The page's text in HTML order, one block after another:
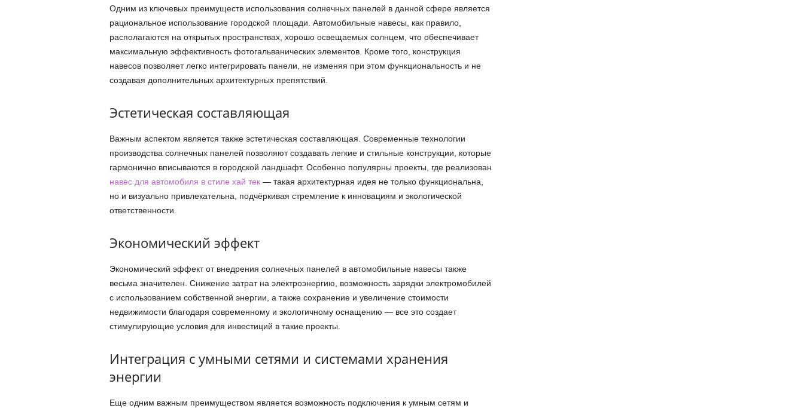
Одним из ключевых преимуществ использования солнечных панелей в данной сфере является
рациональное использование городской площади. Автомобильные навесы, как правило,
располагаются на открытых пространствах, хорошо освещаемых солнцем, что обеспечивает
максимальную эффективность фотогальванических элементов. Кроме того, конструкция
навесов позволяет легко интегрировать панели, не изменяя при этом функциональность и не
создавая дополнительных архитектурных препятствий.
Эстетическая составляющая
Важным аспектом является также эстетическая составляющая. Современные технологии
производства солнечных панелей позволяют создавать легкие и стильные конструкции, которые
гармонично вписываются в городской ландшафт. Особенно популярны проекты, где реализован
навес для автомобиля в стиле хай тек— такая архитектурная идея не только функциональна,
но и визуально привлекательна, подчёркивая стремление к инновациям и экологической
ответственности.
Экономический эффект
Экономический эффект от внедрения солнечных панелей в автомобильные навесы также
весьма значителен. Снижение затрат на электроэнергию, возможность зарядки электромобилей
с использованием собственной энергии, а также сохранение и увеличение стоимости
недвижимости благодаря современному и экологичному оснащению — все это создает
стимулирующие условия для инвестиций в такие проекты.
Интеграция с умными сетями и системами хранения
энергии
Еще одним важным преимуществом является возможность подключения к умным сетям и